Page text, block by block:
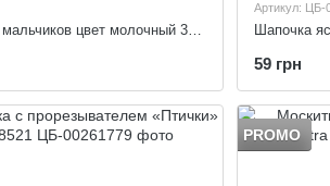
Шапочка ясли для мальчиков цвет молочный 36-38
Артикул: ЦБ-
59 грн
PROMO